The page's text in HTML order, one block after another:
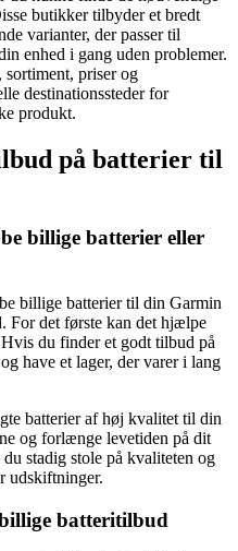
butikker tilbyder et bredt
varianter, der passer til
enhed i gang uden problemer.
sortiment, priser og
destinationssteder for
produkt.
på batterier til
billige batterier eller
billige batterier til din Garmin
For det første kan det hjælpe
du finder et godt tilbud på
have et lager, der varer i lang
batterier af høj kvalitet til din
og forlænge levetiden på dit
stadig stole på kvaliteten og
udskiftninger.
batteritilbud